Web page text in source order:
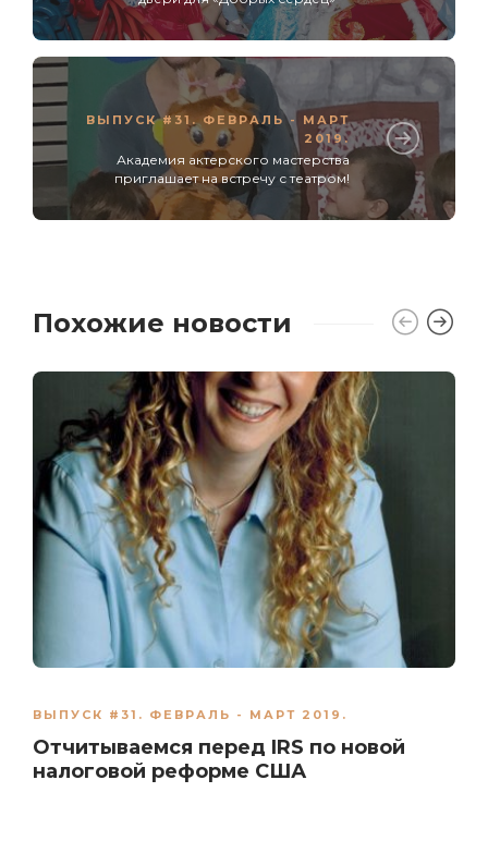
ВЫПУСК #31. ФЕВРАЛЬ - МАРТ
2019.
Академия актерского мастерства
приглашает на встречу с театром!
Похожие новости
ВЫПУСК #31. ФЕВРАЛЬ - МАРТ 2019.
Отчитываемся перед IRS по новой
налоговой реформе США